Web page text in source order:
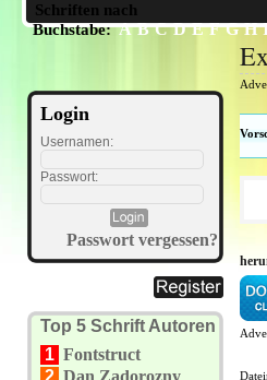
Schriften nach
Buchstabe:A B C D E F G H
Login
Usernamen:
Passwort:
Passwort vergessen?
Top 5 Schrift Autoren
1 Fontstruct
2 Dan Zadorozny